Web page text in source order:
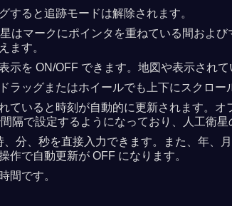
すると追跡モードは解除されます。
はマークにポインタを重ねている間およ
ます。
を ON/OFF できます。地図や表示され
ッグまたはホイールでも上下にスクロー
ていると時刻が自動的に更新されます。
隔で設定するようになっており、人工衛
分、秒を直接入力できます。また、年
で自動更新が OFF になります。
間です。